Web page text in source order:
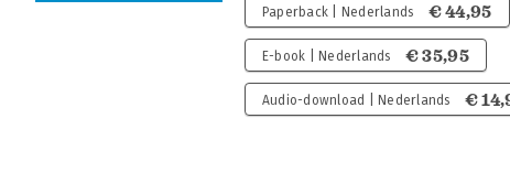
Paperback | Nederlands € 44,95
E-book | Nederlands € 35,95
Audio-download | Nederlands €